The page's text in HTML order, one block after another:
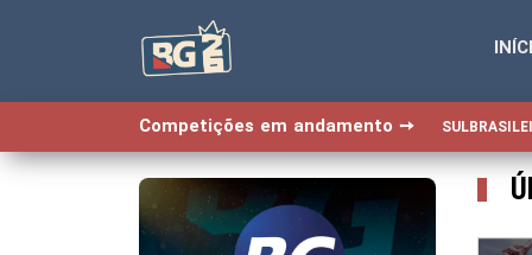
Competições em andamento ➙